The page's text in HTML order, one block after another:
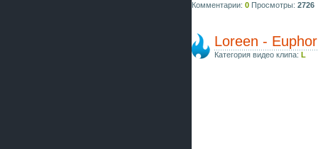
Комментарии: 0 Просмотры: 2726
Loreen -
Категория видео клипа: L